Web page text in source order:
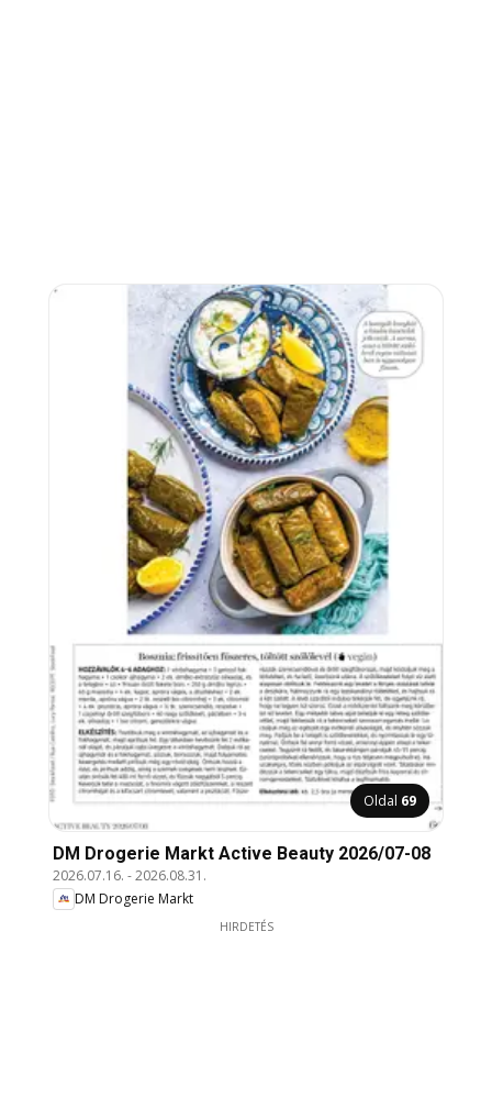
Oldal 69
DM Drogerie Markt Active Beauty 2026/07-08
2026.07.16. -2026.08.31.
DM Drogerie Markt
HIRDETÉS